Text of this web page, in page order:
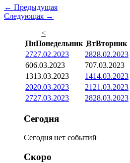
← Предыдущая
Следующая →
<
ПнПонедельник ВтВторник
2727.02.2023 2828.02.2023
606.03.2023 707.03.2023
1313.03.2023 1414.03.2023
2020.03.2023 21 21.03.2023
2727.03.2023 2828.03.2023
Сегодня
Сегодня нет событий
Скоро